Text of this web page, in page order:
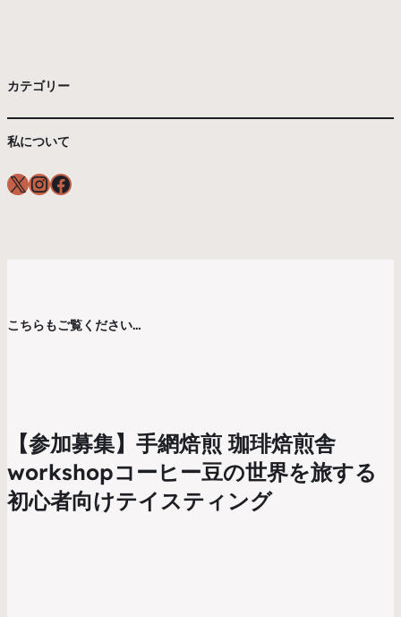
カテゴリー
私について
X InstagramFacebook
こちらもご覧ください…
【参加募集】手網焙煎 珈琲焙煎舎
workshopコーヒー豆の世界を旅する
初心者向けテイスティング